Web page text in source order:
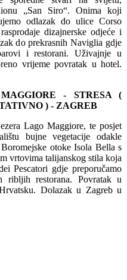
„San Siro“. Onima koji
odlazak do ulice Corso
dizajnerske odjeće i
do prekrasnih Naviglia gdje
i restorani. Uživajnje u
vrijeme povratak u hotel.
- STRESA (
) - ZAGREB
Lago Maggiore, te posjet
bujne vegetacije odakle
otoke Isola Bella s
vrtovima talijanskog stila koja
Pescatori gdje preporučamo
ribljih restorana. Povratak u
Dolazak u Zagreb u